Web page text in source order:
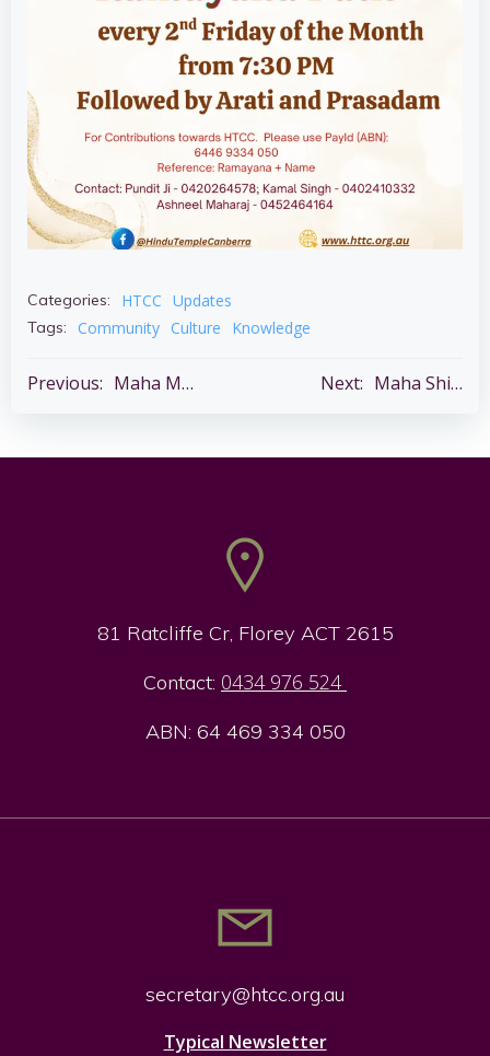
Categories: HTCC Updates
Tags: Community Culture Knowledge
Post
navigation
Previous: Maha Mariamman Poojā – Fire walking ceremony – Fri 6 to Sun 8 Mar
Post
navigation
Next: Maha Shivaratri – 15th Feb – Temple open all day
81 Ratcliffe Cr, Florey ACT 2615
Contact: 0434 976 524
ABN: 64 469 334 050
secretary@htcc.org.au
Typical Newsletter